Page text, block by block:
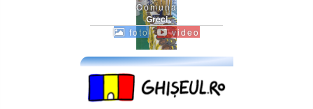
Comuna
Greci
foto video